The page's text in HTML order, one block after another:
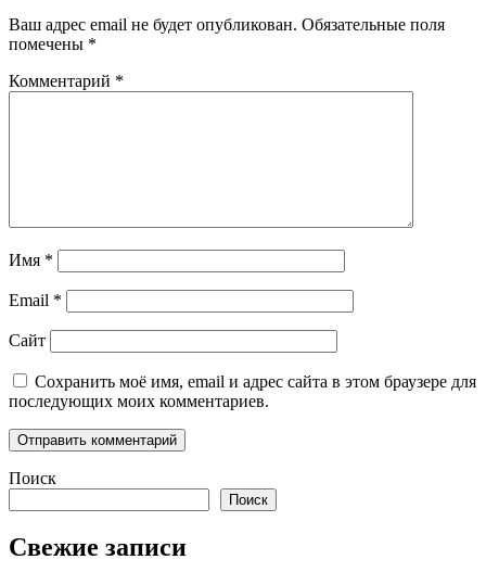
Ваш адрес email не будет опубликован. Обязательные поля
помечены *
Комментарий *
Имя *
Email *
Сайт
Сохранить моё имя, email и адрес сайта в этом браузере для
последующих моих комментариев.
Поиск
Поиск
Свежие записи